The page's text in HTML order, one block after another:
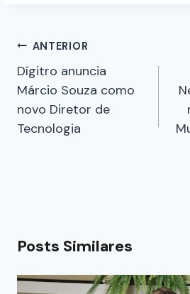
ANTERIOR
Dígitro anuncia
Márcio Souza como
novo Diretor de
Tecnologia
Posts Similares